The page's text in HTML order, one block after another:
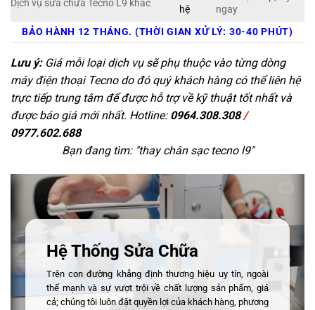
Dịch vụ sửa chữa Tecno L9 khác
hệ
ngay
BẢO HÀNH 12 THÁNG. (THỜI GIAN XỬ LÝ: 30-40 PHÚT)
Lưu ý:Giá mỗi loại dịch vụ sẽ phụ thuộc vào từng dòng
máy điện thoại Tecno do đó quý khách hàng có thể liên hệ
trực tiếp trung tâm để được hỗ trợ về kỹ thuật tốt nhất và
được báo giá mới nhất. Hotline: 0964.308.308/
0977.602.688
Bạn đang tìm: "thay chân sạc tecno l9"
Hệ Thống Sửa Chữa
Trên con đường khẳng định thương hiệu uy tín, ngoài
thế mạnh và sự vượt trội về chất lượng sản phẩm, giá
cả; chúng tôi luôn đặt quyền lợi của khách hàng, phương